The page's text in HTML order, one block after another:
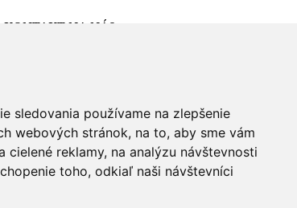
sledovania používame na zlepšenie
webových stránok, na to, aby sme vám
reklamy, na analýzu návštevnosti
toho, odkiaľ naši návštevníci
KONTAKT NA NÁS
+421556224323